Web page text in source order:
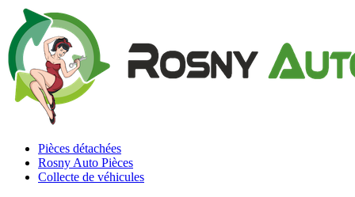
Pièces détachées
Rosny Auto Pièces
Collecte de véhicules